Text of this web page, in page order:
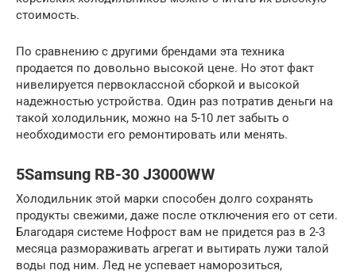
стоимость.
По сравнению с другими брендами эта техника
продается по довольно высокой цене. Но этот факт
нивелируется первоклассной сборкой и высокой
надежностью устройства. Один раз потратив деньги на
такой холодильник, можно на 5-10 лет забыть о
необходимости его ремонтировать или менять.
5Samsung RB-30 J3000WW
Холодильник этой марки способен долго сохранять
продукты свежими, даже после отключения его от сети.
Благодаря системе Нофрост вам не придется раз в 2-3
месяца размораживать агрегат и вытирать лужи талой
воды под ним. Лед не успевает наморозиться,